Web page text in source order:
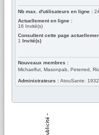
Nb max. d'utilisateurs en ligne :
Actuellement en ligne :
16 Invité(s)
Consultent cette page
1 Invité(s)
Nouveaux membres :
Michaelfut, Masonpab, Peterred,
Administrateurs : AtouSante: 1932